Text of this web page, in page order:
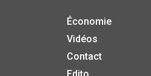
Économie
Vidéos
Contact